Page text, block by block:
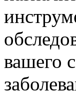
вашего